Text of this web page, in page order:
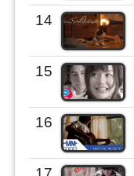
14
15
16